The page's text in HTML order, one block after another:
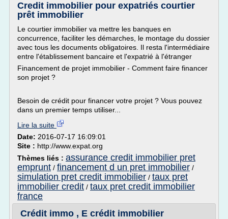
Credit immobilier pour expatriés courtier
prêt immobilier
Le courtier immobilier va mettre les banques en
concurrence, faciliter les démarches, le montage du dossier
avec tous les documents obligatoires. Il resta l'intermédiaire
entre l'établissement bancaire et l'expatrié à l'étranger
Financement de projet immobilier - Comment faire financer
son projet ?
Besoin de crédit pour financer votre projet ? Vous pouvez
dans un premier temps utiliser...
Lire la suite
Date: 2016-07-17 16:09:01
Site : http://www.expat.org
Thèmes liés : assurance credit immobilier pret
emprunt / financement d un pret immobilier /
simulation pret credit immobilier / taux pret
immobilier credit / taux pret credit immobilier
france
Crédit immo , E crédit immobilier